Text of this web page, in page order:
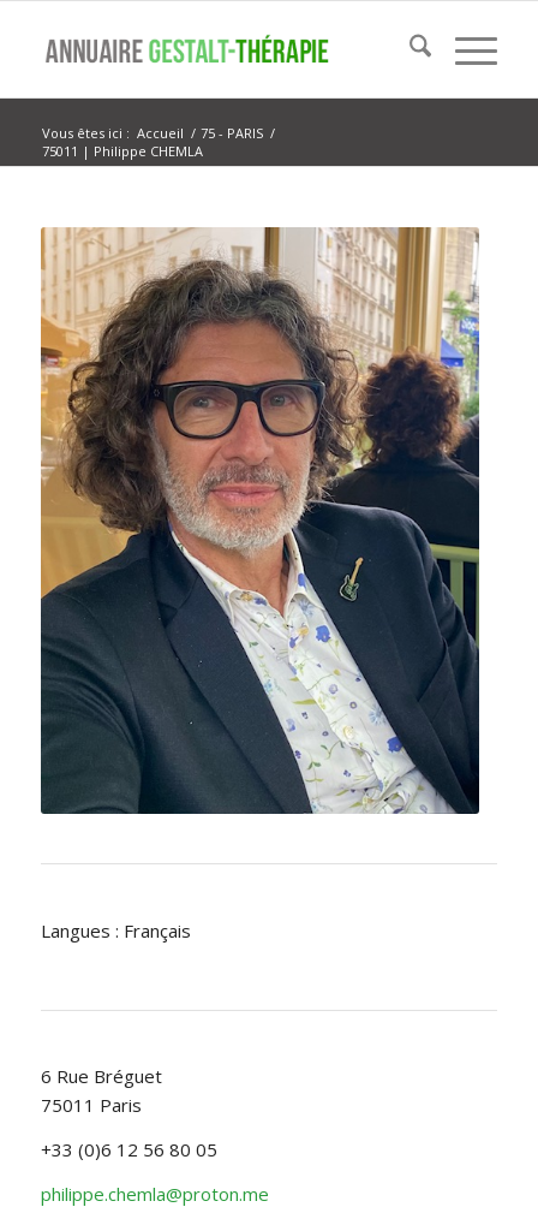
Vous êtes ici : Accueil / 75 - PARIS /
75011 | Philippe CHEMLA
Langues : Français
6 Rue Bréguet
75011 Paris
+33 (0)6 12 56 80 05
philippe.chemla@proton.me